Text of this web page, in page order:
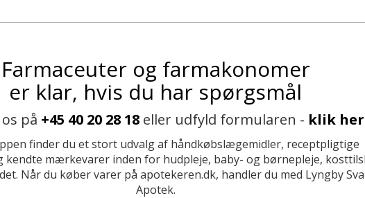
Farmaceuter og farmakonomer
er klar, hvis du har spørgsmål
på +45 40 20 28 18 eller udfyld formularen - klik her
finder du et stort udvalg af håndkøbslægemidler, receptpligtige
kendte mærkevarer inden for hudpleje, baby- og børnepleje,
Når du køber varer på apotekeren.dk, handler du med Lyngby
Apotek.